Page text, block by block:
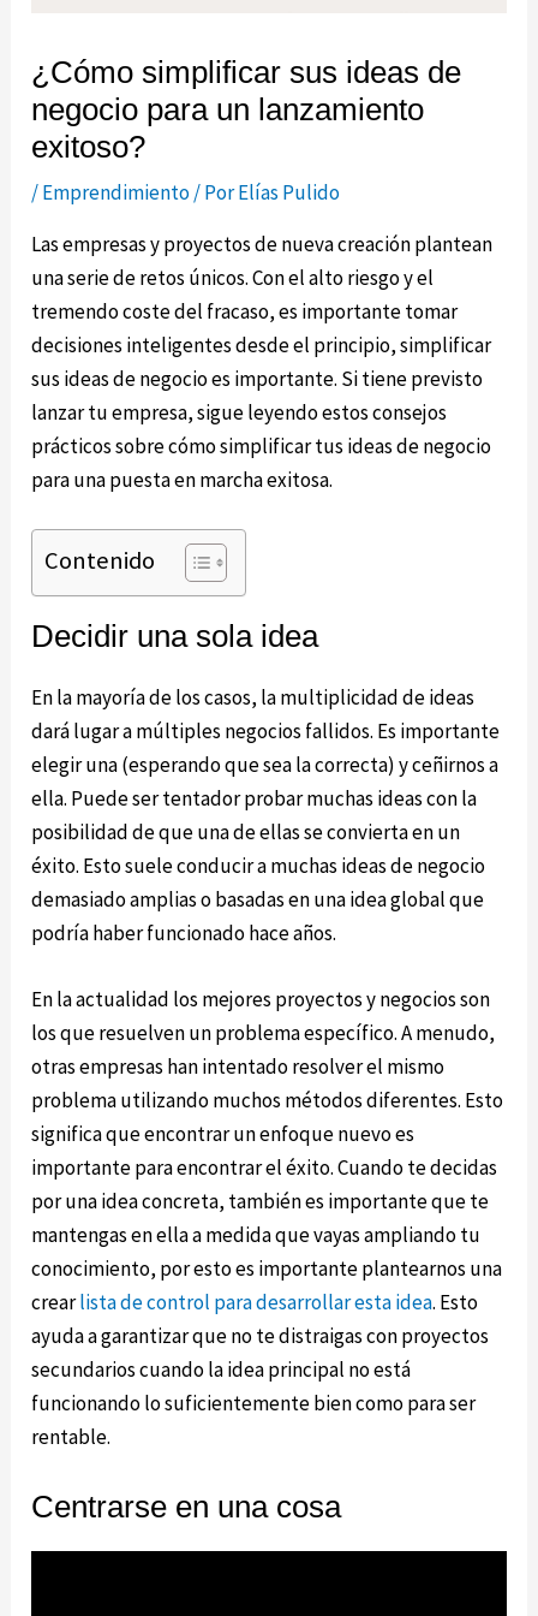
¿Cómo simplificar sus ideas de
negocio para un lanzamiento
exitoso?
/Emprendimiento/ PorElías Pulido
Las empresas y proyectos de nueva creación plantean
una serie de retos únicos. Con el alto riesgo y el
tremendo coste del fracaso, es importante tomar
decisiones inteligentes desde el principio, simplificar
sus ideas de negocio es importante. Si tiene previsto
lanzar tu empresa, sigue leyendo estos consejos
prácticos sobre cómo simplificar tus ideas de negocio
para una puesta en marcha exitosa.
Contenido
Decidir una sola idea
En la mayoría de los casos, la multiplicidad de ideas
dará lugar a múltiples negocios fallidos. Es importante
elegir una (esperando que sea la correcta) y ceñirnos a
ella. Puede ser tentador probar muchas ideas con la
posibilidad de que una de ellas se convierta en un
éxito. Esto suele conducir a muchas ideas de negocio
demasiado amplias o basadas en una idea global que
podría haber funcionado hace años.
En la actualidad los mejores proyectos y negocios son
los que resuelven un problema específico. A menudo,
otras empresas han intentado resolver el mismo
problema utilizando muchos métodos diferentes. Esto
significa que encontrar un enfoque nuevo es
importante para encontrar el éxito. Cuando te decidas
por una idea concreta, también es importante que te
mantengas en ella a medida que vayas ampliando tu
conocimiento, por esto es importante plantearnos una
crearlista de control para desarrollar esta idea. Esto
ayuda a garantizar que no te distraigas con proyectos
secundarios cuando la idea principal no está
funcionando lo suficientemente bien como para ser
rentable.
Centrarse en una cosa